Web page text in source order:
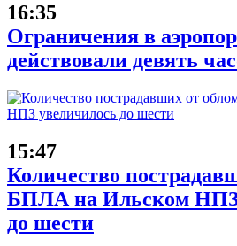
16:35
Ограничения в
действовали девять
15:47
Количество
БПЛА на Ильском НПЗ
до шести